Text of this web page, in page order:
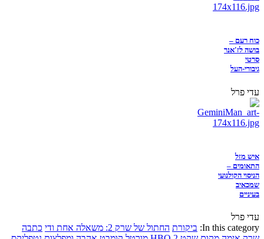
כוח רעם –
בושה לז'אנר
סרטי
גיבורי-העל
עדי פרל
איש מזל
התאומים –
הניסוי הקולנועי
שמכאיב
בעיניים
עדי פרל
In this category: ביקורת החתול של שרק 2: משאלה אחת ודי
כתבה